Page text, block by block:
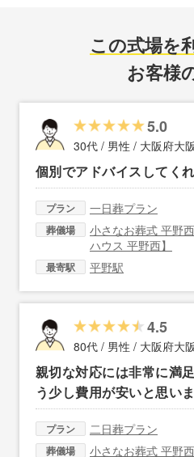
この式場を
お客様
5.0
30代 / 男性 / 大阪府大
個別でアドバイスしてく
プラン 一日葬プラン
葬儀場
小さなお葬式 平野
ハウス 平野西】
最寄駅 平野駅
4.5
80代 / 男性 / 大阪府大
親切な対応には非常に満
う少し費用が安いと思い
プラン 二日葬プラン
葬儀場
小さなお葬式 平野